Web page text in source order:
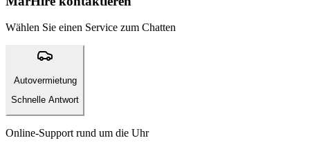
Wählen Sie einen Service zum Chatten
Autovermietung
Schnelle Antwort
Online-Support rund um die Uhr